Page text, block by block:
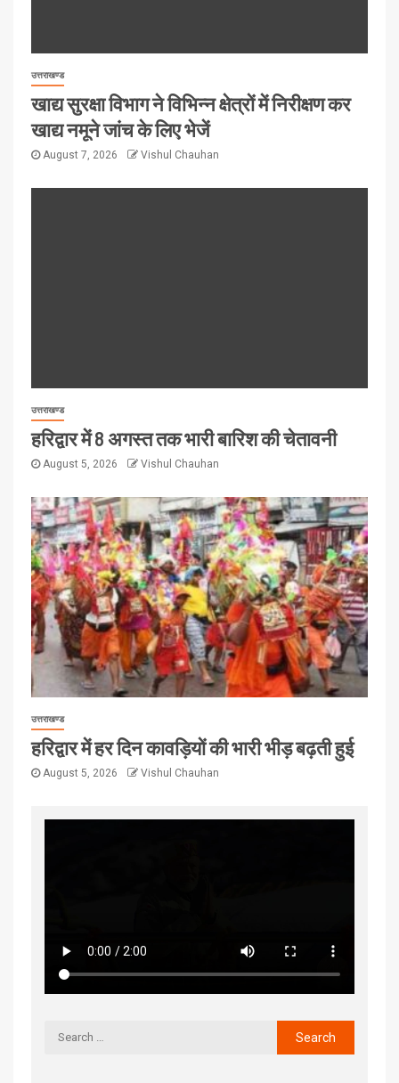
उत्तराखण्ड
खाद्य सुरक्षा विभाग ने विभिन्न क्षेत्रों में निरीक्षण कर
खाद्य नमूने जांच के लिए भेजें
August 7, 2026 Vishul Chauhan
उत्तराखण्ड
हरिद्वार में 8 अगस्त तक भारी बारिश की चेतावनी
August 5, 2026 Vishul Chauhan
उत्तराखण्ड
हरिद्वार में हर दिन कावड़ियों की भारी भीड़ बढ़ती हुई
August 5, 2026 Vishul Chauhan